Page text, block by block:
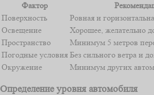
Фактор
Поверхность
Ровная и
Освещение
Хорошее, желательно
Пространство
Минимум 5 метров
Погодные условия Без сильного ветра и
Окружение
Минимум других
Определение уровня автомобиля